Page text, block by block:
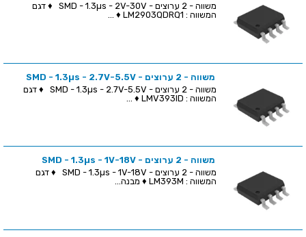
משווה - 2 ערוצים - SMD - 1.3µs - 2V-30V ♦ דגם
המשווה : LM2903QDRQ1 ♦ ...
משווה - 2 ערוצים - SMD - 1.3µs - 2.7V-5.5V
משווה - 2 ערוצים - SMD - 1.3µs - 2.7V-5.5V ♦ דגם
המשווה : LMV393ID ♦ ...
משווה - 2 ערוצים - SMD - 1.3µs - 1V-18V
משווה - 2 ערוצים - SMD - 1.3µs - 1V-18V ♦ דגם
המשווה : LM393M ♦ מבנה...